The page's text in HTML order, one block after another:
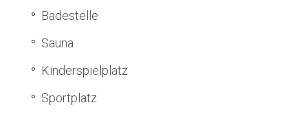
Badestelle
Sauna
Kinderspielplatz
Sportplatz